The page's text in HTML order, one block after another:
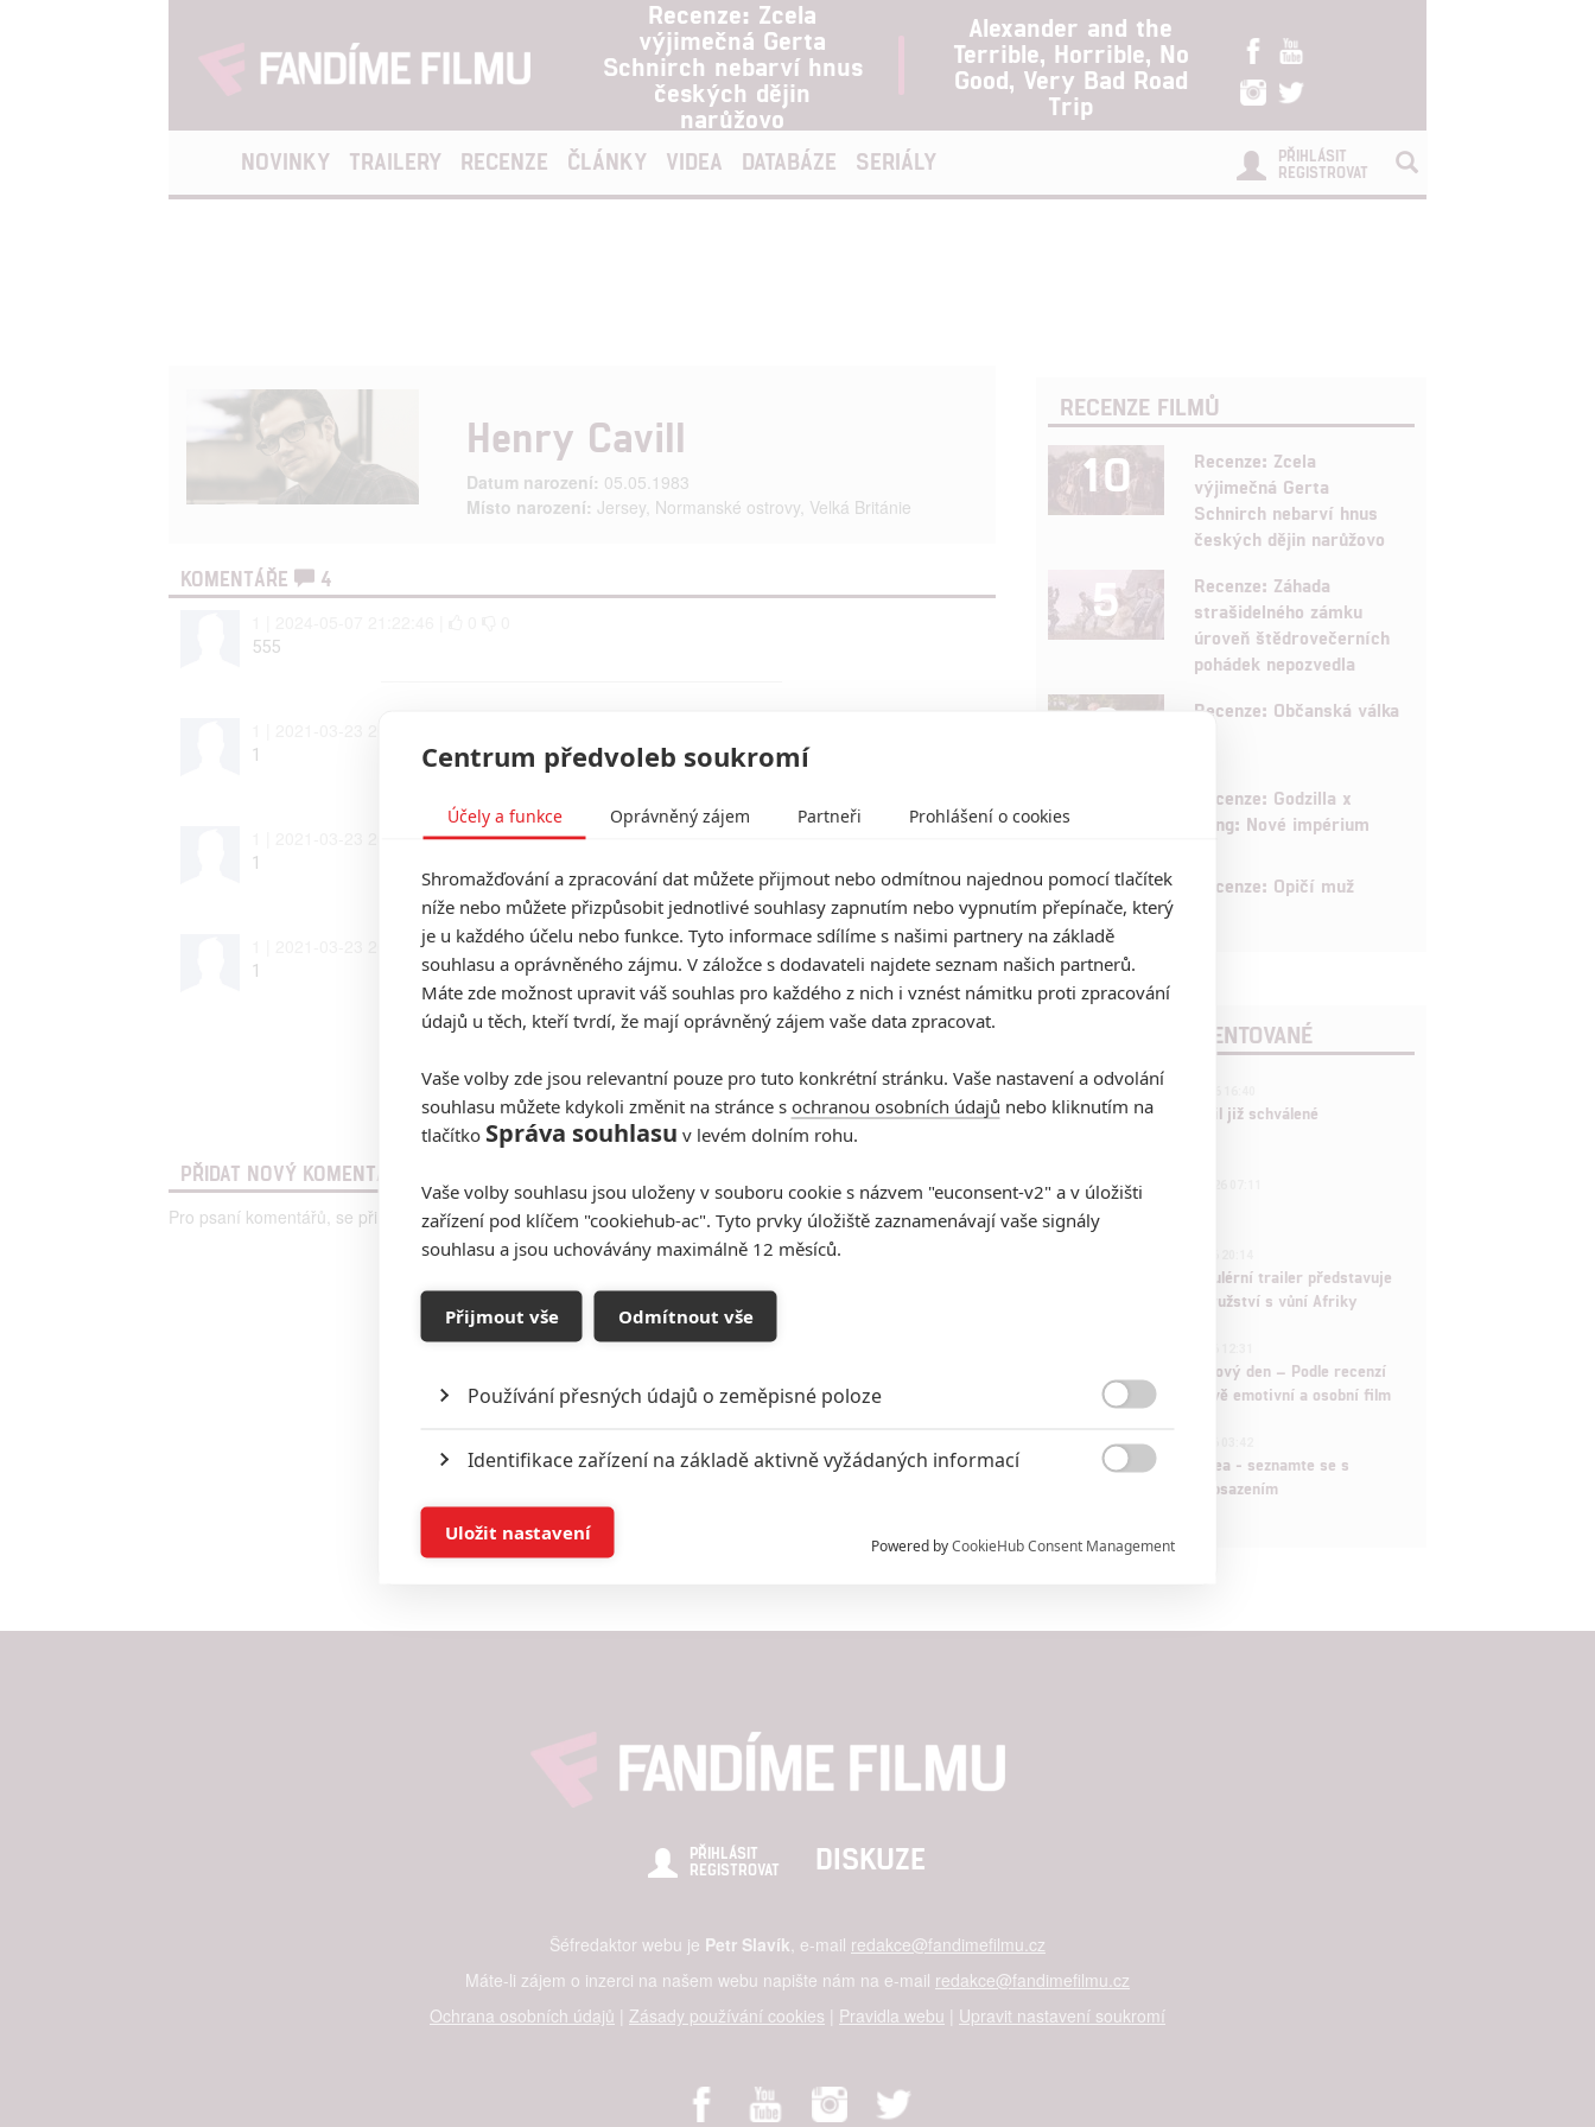
Recenze: Zcela
výjimečná Gerta
Schnirch nebarví hnus
českých dějin
narůžovo
Alexander and the
Terrible, Horrible, No
Good, Very Bad Road
Trip
NOVINKY TRAILERY RECENZE ČLÁNKY VIDEA DATABÁZE SERIÁLY
PŘIHLÁSIT
REGISTROVAT
Henry Cavill
Datum narození: 05.05.1983
Místo narození: Jersey, Normanské ostrovy, Velká Británie
KOMENTÁŘE
4
555
1
1 | 2021-03-23 20:36:51 | 0 0
1
1 | 2021-03-23 20:36:47 | 0 0
1
PŘIDAT NOVÝ KOMENTÁŘ
Pro psaní komentářů, se přihlašte.
RECENZE FILMŮ
10
Recenze: Zcela
výjimečná Gerta
Schnirch nebarví hnus
českých dějin narůžovo
5
Recenze: Záhada
strašidelného zámku
úroveň štědrovečerních
pohádek nepozvedla
8 Recenze: Občanská válka
Recenze: Godzilla x
Kong: Nové impérium
8 Recenze: Opičí muž
POSLEDNÍ KOMENTOVANÉ
3
Marvel nečekaně zrušil již schválené
433FILM | 01.08.2026 07:11
Děti krve a kostí: Regulérní trailer představuje
akční fantasy dobrodružství s vůní Afriky
Spider-Man: Zbrusu nový den – Podle recenzí
máme čekat překvapivě emotivní a osobní film
ČLÁNEK | 30.07.2026 03:42
Velké preview: Odyssea - seznamte se s
maximálně nabitým obsazením
PŘIHLÁSIT
REGISTROVAT
DISKUZE
Šéfredaktor webu je Petr Slavík , e-mail redakce@fandimefilmu.cz
Máte-li zájem o inzerci na našem webu napište nám na e-mail redakce@fandimefilmu.cz
Ochrana osobních údajů | Zásady používání cookies | Pravidla webu | Upravit nastavení soukromí
Centrum předvoleb soukromí
Účely a funkce Oprávněný zájem Partneři Prohlášení o cookies
Shromažďování a zpracování dat můžete přijmout nebo odmítnou najednou pomocí tlačítek
níže nebo můžete přizpůsobit jednotlivé souhlasy zapnutím nebo vypnutím přepínače, který
je u každého účelu nebo funkce. Tyto informace sdílíme s našimi partnery na základě
souhlasu a oprávněného zájmu. V záložce s dodavateli najdete seznam našich partnerů.
Máte zde možnost upravit váš souhlas pro každého z nich i vznést námitku proti zpracování
údajů u těch, kteří tvrdí, že mají oprávněný zájem vaše data zpracovat.
Vaše volby zde jsou relevantní pouze pro tuto konkrétní stránku. Vaše nastavení a odvolání
souhlasu můžete kdykoli změnit na stránce s ochranou osobních údajů nebo kliknutím na
tlačítko Správa souhlasu v levém dolním rohu.
Vaše volby souhlasu jsou uloženy v souboru cookie s názvem "euconsent-v2" a v úložišti
zařízení pod klíčem "cookiehub-ac". Tyto prvky úložiště zaznamenávají vaše signály
souhlasu a jsou uchovávány maximálně 12 měsíců.
Přijmout vše Odmítnout vše
Používání přesných údajů o zeměpisné poloze
Identifikace zařízení na základě aktivně vyžádaných informací
Ukládání a/nebo přístup k informacím v zařízení

Udělením souhlasu s účely a funkcemi zde uvedenými dáváte nám i našim partnerům
možnost: Zajištění bezpečnosti, předcházení a zjišťování podvodů a odstraňování chyb,
Powered byCookieHub Consent Management
Uložit nastavení